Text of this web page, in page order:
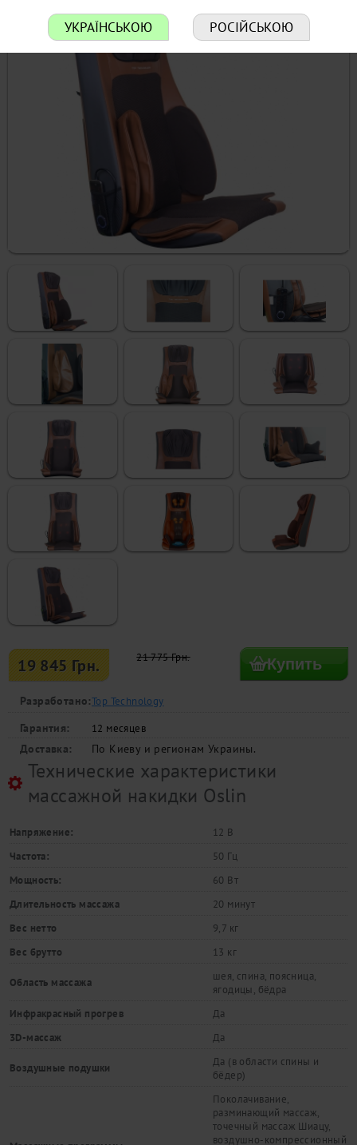
19 845 Грн. 21 775 Грн.
Разработано:Top Technology
Гарантия:
12 месяцев
Доставка:
По Киеву и регионам Украины.
Технические характеристики
массажной накидки Oslin
Напряжение:
12 В
Частота:
50 Гц
Мощность:
60 Вт
Длительность массажа
20 минут
Вес нетто
9,7 кг
Вес брутто
13 кг
Область массажа
шея, спина, поясница,
ягодицы, бёдра
Инфракрасный прогрев
Да
3D-массаж
Да
Воздушные подушки
Да (в области спины и
бёдер)
Поколачивание,
разминающий массаж,
точечный массаж Шиацу,
воздушно-компрессионный
УКРАЇНСЬКОЮ РОСІЙСЬКОЮ